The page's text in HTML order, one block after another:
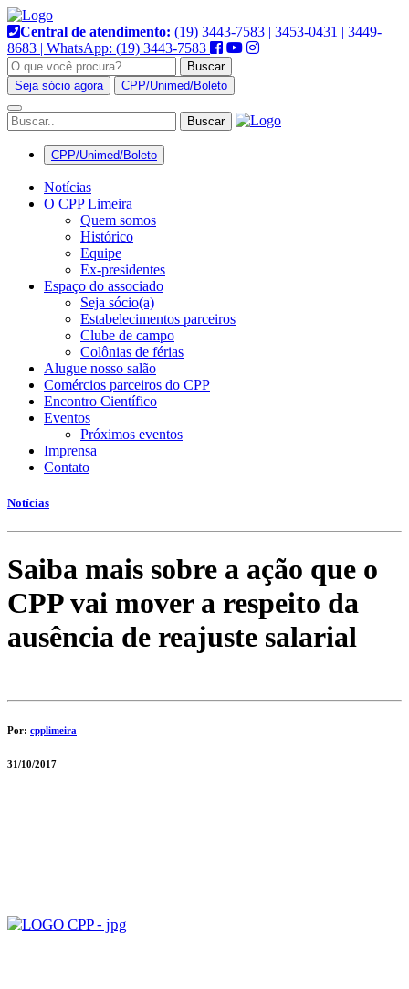
Pular
para
o
conteúdo
Central de atendimento: (19) 3443-7583 | 3453-0431 | 3449-
8683 | WhatsApp: (19) 3443-7583
Buscar
Seja sócio agora
CPP/Unimed/Boleto
Alternar
navegação
CPP/Unimed/Boleto
Notícias
O CPP Limeira
Quem somos
Histórico
Equipe
Ex-presidentes
Espaço do associado
Seja sócio(a)
Estabelecimentos parceiros
Clube de campo
Colônias de férias
Alugue nosso salão
Comércios parceiros do CPP
Encontro Científico
Eventos
Próximos eventos
Imprensa
Contato
Notícias
Saiba mais sobre a ação que o
CPP vai mover a respeito da
ausência de reajuste salarial
Por: cpplimeira
31/10/2017